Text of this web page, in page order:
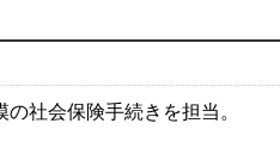
社会保険手続きを担当。